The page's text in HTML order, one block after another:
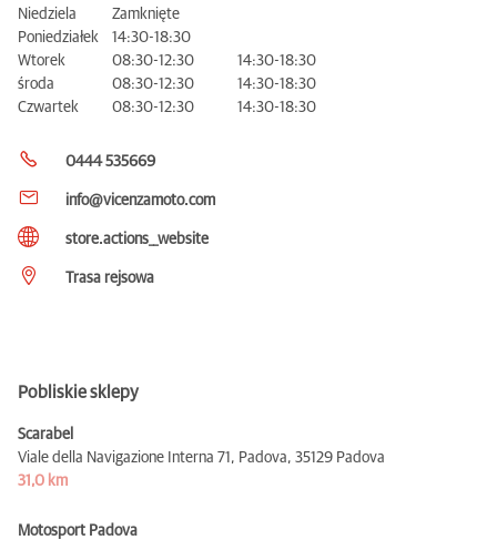
Niedziela
Zamknięte
Poniedziałek
14:30-18:30
Wtorek
08:30-12:30
14:30-18:30
środa
08:30-12:30
14:30-18:30
Czwartek
08:30-12:30 14:30-18:30
0444 535669
info@vicenzamoto.com
store.actions__website
Trasa rejsowa
Pobliskie sklepy
Scarabel
Viale della Navigazione Interna 71, Padova, 35129 Padova
31,0 km
Motosport Padova